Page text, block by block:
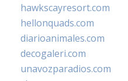
hawkscayresort.com
hellonquads.com
diarioanimales.com
decogaleri.com
unavozparadios.com